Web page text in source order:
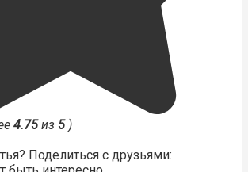
4.75из 5)
Поделиться с друзьями: